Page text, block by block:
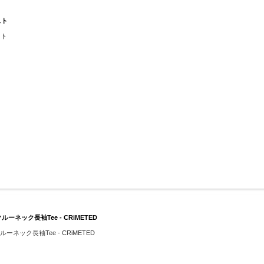
ーネック長袖Tee - CRiMETED
ーネック長袖Tee - CRiMETED